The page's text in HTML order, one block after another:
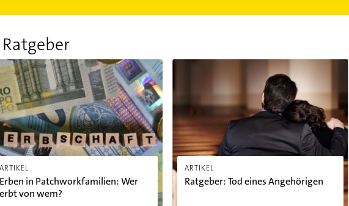
ARTIKEL
Erben in Patchworkfamilien: Wer
erbt von wem?
in Patchworkfamilien: Wer erbt von wem?
ARTIKEL
Ratgeber: Tod eines Angehörigen
Ratgeber: Tod eines Angehörigen